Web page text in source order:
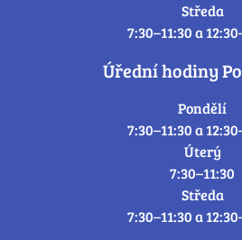
Středa
7:30–11:30 a
Úřední hodiny
Pondělí
7:30–11:30 a
Úterý
7:30–11:30
Středa
7:30–11:30 a